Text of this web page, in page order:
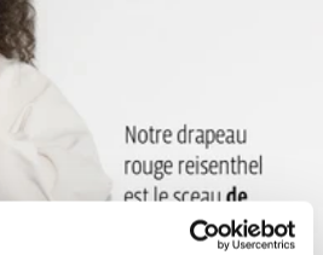
en 2 temps: Ajustable en
pour une utilisation plus
à billes, très maniables : Roule
les pavés
pour éviter tout contact avec le sol :